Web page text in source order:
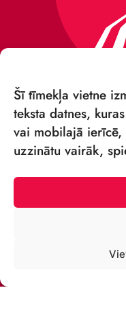
Šī tīmekļa vietne
teksta datnes,
vai mobilajā ierīcē,
uzzinātu vairāk,
VSIA
Rīga,
Reģ.